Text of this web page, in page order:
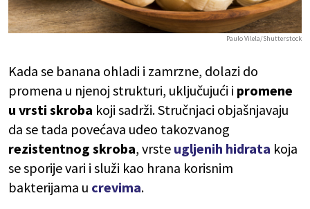
Paulo Vilela/Shutterstock
Kada se banana ohladi i zamrzne, dolazi do
promena u njenoj strukturi, uključujući i promene
u vrsti skroba koji sadrži. Stručnjaci objašnjavaju
da se tada povećava udeo takozvanog
rezistentnog skroba, vrste ugljenih hidrata koja
se sporije vari i služi kao hrana korisnim
bakterijama u crevima.